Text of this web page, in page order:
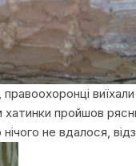
виїхали
пройшов
нічого не вдалося,